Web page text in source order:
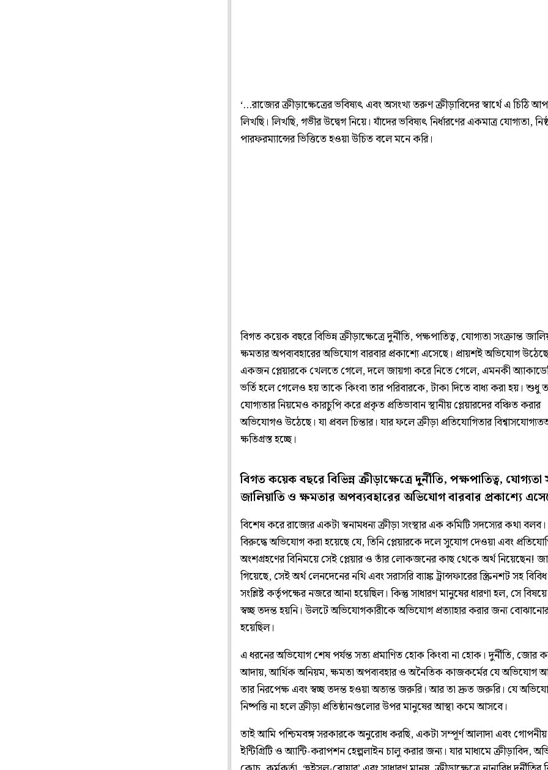
‘...রাজ্যের ক্রীড়াক্ষেত্রের ভবিষ্যৎ এবং অসংখ্য তরুণ ক্রীড়াবিদের স্বার্থে এ চিঠি
লিখছি। লিখছি, গভীর উদ্বেগ নিয়ে। যাঁদের ভবিষ‌্যৎ নির্ধারণের একমাত্র যোগ‌্যতা,
পারফরম‌্যান্সের ভিত্তিতে হওয়া উচিত বলে মনে করি।
বিগত কয়েক বছরে বিভিন্ন ক্রীড়াক্ষেত্রে দুর্নীতি, পক্ষপাতিত্ব, যোগ‌্যতা সংক্রান্ত
ক্ষমতার অপব্যবহারের অভিযোগ বারবার প্রকাশ‌্যে এসেছে। প্রায়শই অভিযোগ
একজন প্লেয়ারকে খেলতে গেলে, দলে জায়গা করে নিতে গেলে, এমনকী
ভর্তি হলে গেলেও হয় তাকে কিংবা তার পরিবারকে, টাকা দিতে বাধ‌্য করা হয়। শুধু
যোগ‌্যতার নিয়মেও কারচুপি করে প্রকৃত প্রতিভাবান স্থানীয় প্লেয়ারদের বঞ্চিত করার
অভিযোগও উঠেছে। যা প্রবল চিন্তার। যার ফলে ক্রীড়া প্রতিযোগিতার
ক্ষতিগ্রস্ত হচ্ছে।
বিগত কয়েক বছরে বিভিন্ন ক্রীড়াক্ষেত্রে দুর্নীতি, পক্ষপাতিত্ব, যোগ‌্যতা
জালিয়াতি ও ক্ষমতার অপব্যবহারের অভিযোগ বারবার প্রকাশ‌্যে
বিশেষ করে রাজ‌্যের একটা স্বনামধন‌্য ক্রীড়া সংস্থার এক কমিটি সদস‌্যের কথা বলব।
বিরুদ্ধে অভিযোগ করা হয়েছে যে, তিনি প্লেয়ারকে দলে সুযোগ দেওয়া এবং
অংশগ্রহণের বিনিময়ে সেই প্লেয়ার ও তাঁর লোকজনের কাছ থেকে অর্থ নিয়েছেন!
গিয়েছে, সেই অর্থ লেনদেনের নথি এবং সরাসরি ব‌্যাঙ্ক ট্রান্সফারের স্ক্রিনশট সহ
সংশ্লিষ্ট কর্তৃপক্ষের নজরে আনা হয়েছিল। কিন্তু সাধারণ মানুষের ধারণা হল, সে
স্বচ্ছ তদন্ত হয়নি। উলটে অভিযোগকারীকে অভিযোগ প্রত‌্যাহার করার জন‌্য বোঝানোর
হয়েছিল।
এ ধরনের অভিযোগ শেষ পর্যন্ত সত‌্য প্রমাণিত হোক কিংবা না হোক। দুর্নীতি, জোর
আদায়, আর্থিক অনিয়ম, ক্ষমতা অপব‌্যবহার ও অনৈতিক কাজকর্মের যে অভিযোগ
তার নিরপেক্ষ এবং স্বচ্ছ তদন্ত হওয়া অত‌্যন্ত জরুরি। আর তা দ্রুত জরুরি। যে
নিষ্পত্তি না হলে ক্রীড়া প্রতিষ্ঠানগুলোর উপর মানুষের আস্থা কমে আসবে।
তাই আমি পশ্চিমবঙ্গ সরকারকে অনুরোধ করছি, একটা সম্পূর্ণ আলাদা এবং
ইন্টিগ্রিটি ও অ্যান্টি-করাপশন হেল্পলাইন চালু করার জন্য। যার মাধ্যমে ক্রীড়াবিদ,